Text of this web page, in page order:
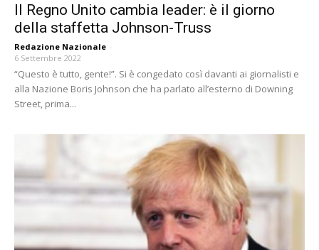
Il Regno Unito cambia leader: è il giorno
della staffetta Johnson-Truss
Redazione Nazionale -
6 Settembre 2022
“Questo è tutto, gente!”. Si è congedato così davanti ai giornalisti e
alla Nazione Boris Johnson che ha parlato all’esterno di Downing
Street, prima...